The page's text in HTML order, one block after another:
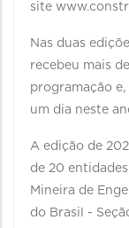
site
Nas duas
recebeu mais
programação
um dia neste
A edição de
de 20
Mineira de
do Brasil -